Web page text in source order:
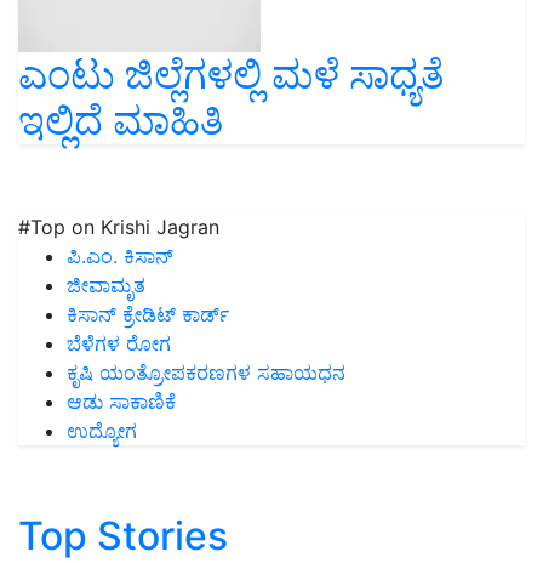
ಎಂಟು ಜಿಲ್ಲೆಗಳಲ್ಲಿ ಮಳೆ ಸಾಧ್ಯತೆ
ಇಲ್ಲಿದೆ ಮಾಹಿತಿ
#Top on Krishi Jagran
ಪಿ.ಎಂ. ಕಿಸಾನ್
ಜೀವಾಮೃತ
ಕಿಸಾನ್ ಕ್ರೇಡಿಟ್ ಕಾರ್ಡ್
ಬೆಳೆಗಳ ರೋಗ
ಕೃಷಿ ಯಂತ್ರೋಪಕರಣಗಳ ಸಹಾಯಧನ
ಆಡು ಸಾಕಾಣಿಕೆ
ಉದ್ಯೋಗ
Top Stories